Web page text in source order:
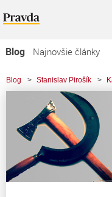
Blog
Najnovšie články
Najčítanejšie články
Najkomentovanejšie články
Zoznam blogov
Komerčné blogy
Blog > Stanislav Pirošík >